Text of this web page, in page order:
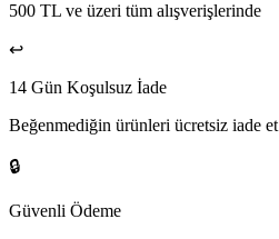
500 TL ve üzeri tüm alışverişlerinde
↩️
14 Gün Koşulsuz İade
Beğenmediğin ürünleri ücretsiz iade et
🔒
Güvenli Ödeme